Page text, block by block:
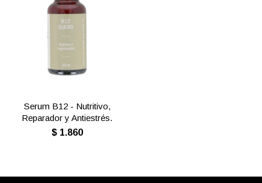
Serum B12 - Nutritivo,
Reparador y Antiestrés.
$ 1.860